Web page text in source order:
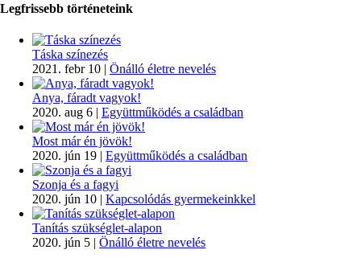
Legfrissebb történeteink
Táska színezés
2021. febr 10 | Önálló életre nevelés
Anya, fáradt vagyok!
2020. aug 6 | Együttműködés a családban
Most már én jövök!
2020. jún 19 | Együttműködés a családban
Szonja és a fagyi
2020. jún 10 | Kapcsolódás gyermekeinkkel
Tanítás szükséglet-alapon
2020. jún 5 | Önálló életre nevelés